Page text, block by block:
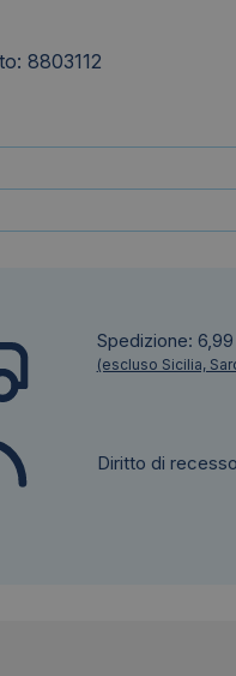
8803112
Spedizione:
(escluso Sicilia,
Diritto di recesso